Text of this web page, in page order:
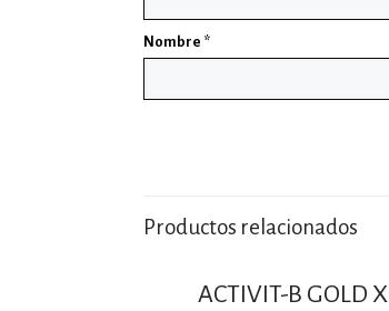
Nombre *
Productos relacionados
ACTIVIT-B GOLD X